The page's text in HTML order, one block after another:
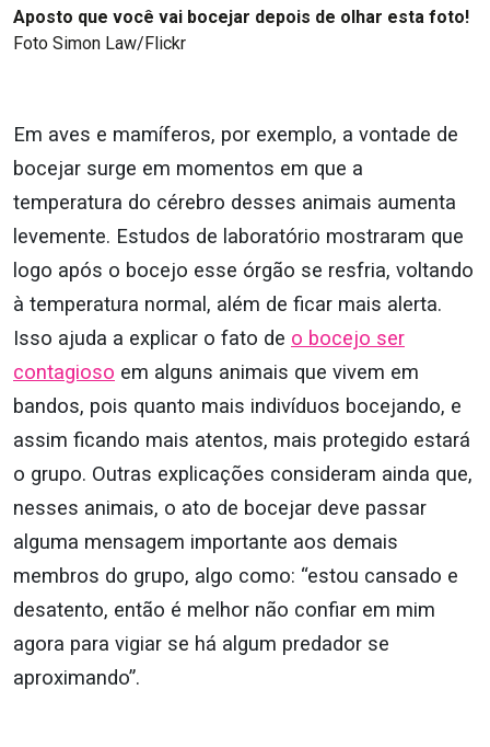
Aposto que você vai bocejar depois de olhar esta foto!
Foto Simon Law/Flickr
Em aves e mamíferos, por exemplo, a vontade de
bocejar surge em momentos em que a
temperatura do cérebro desses animais aumenta
levemente. Estudos de laboratório mostraram que
logo após o bocejo esse órgão se resfria, voltando
à temperatura normal, além de ficar mais alerta.
Isso ajuda a explicar o fato de o bocejo ser
contagioso em alguns animais que vivem em
bandos, pois quanto mais indivíduos bocejando, e
assim ficando mais atentos, mais protegido estará
o grupo. Outras explicações consideram ainda que,
nesses animais, o ato de bocejar deve passar
alguma mensagem importante aos demais
membros do grupo, algo como: “estou cansado e
desatento, então é melhor não confiar em mim
agora para vigiar se há algum predador se
aproximando”.